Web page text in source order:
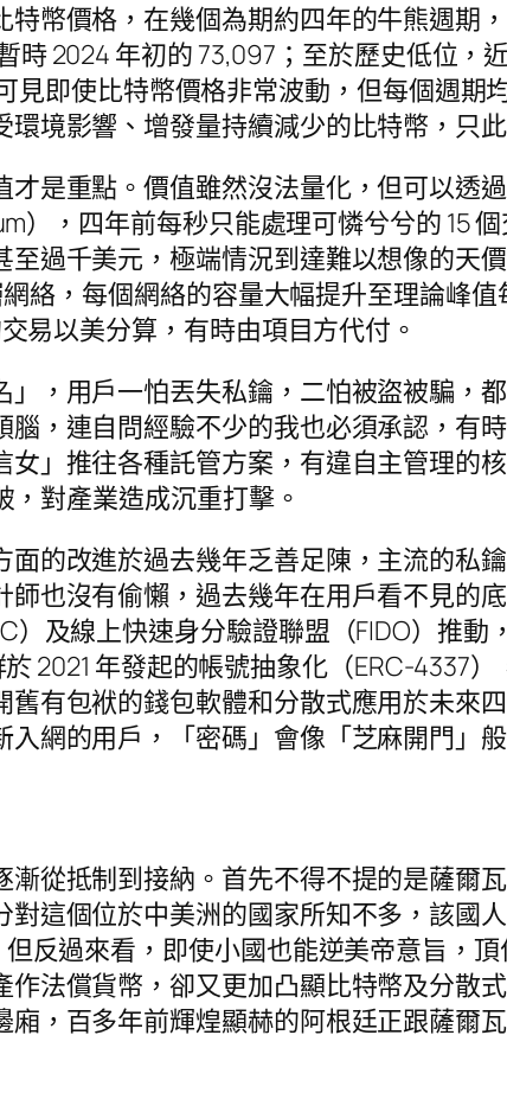
幣價格，在幾個為期約四年的牛熊週期
時 2024 年初的 73,097；至於歷史低位，
見即使比特幣價格非常波動，但每個週
境影響、增發量持續減少的比特幣，只
是重點。價值雖然沒法量化，但可以透
，四年前每秒只能處理可憐兮兮的 15
過千美元，極端情況到達難以想像的天
絡，每個網絡的容量大幅提升至理論峰值
易以美分算，有時由項目方代付。
，用戶一怕丟失私鑰，二怕被盜被騙，
，連自問經驗不少的我也必須承認，有
」推往各種託管方案，有違自主管理的
，對產業造成沉重打擊。
的改進於過去幾年乏善足陳，主流的私
也沒有偷懶，過去幾年在用戶看不見的
及線上快速身分驗證聯盟（FIDO）推動
2021 年發起的帳號抽象化（ERC-4337
有包袱的錢包軟體和分散式應用於未來
網的用戶，「密碼」會像「芝麻開門」
從抵制到接納。首先不得不提的是薩爾
這個位於中美洲的國家所知不多，該國
反過來看，即使小國也能逆美帝意旨，
法償貨幣，卻又更加凸顯比特幣及分散
，百多年前輝煌顯赫的阿根廷正跟薩爾